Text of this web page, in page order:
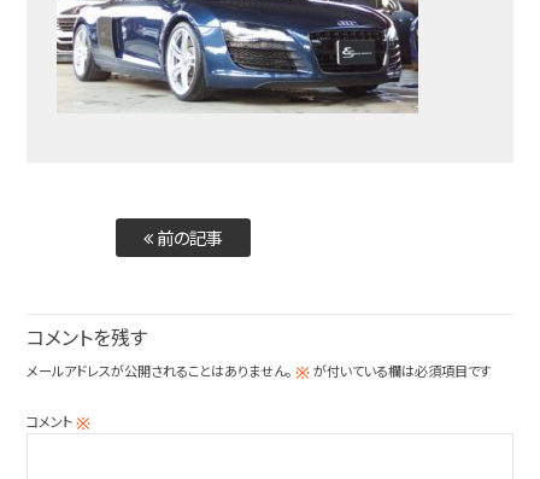
前の記事
コメントを残す
メールアドレスが公開されることはありません。 ※が付いている欄は必須項目です
コメント※